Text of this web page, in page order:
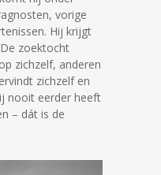
vorige
Hij krijgt
zoektocht
zichzelf, anderen
zichzelf en
nooit eerder heeft
– dát is de